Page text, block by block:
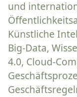
und
Künstliche
Big-Data,
4.0, Cloud-